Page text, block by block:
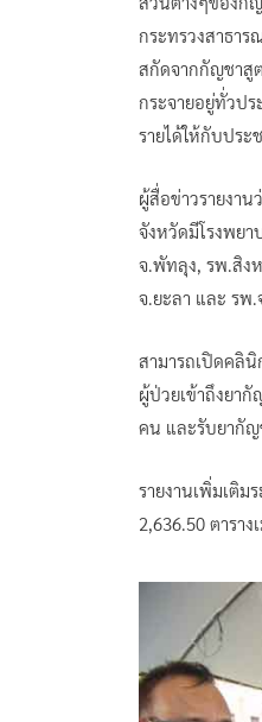
กระทรวงสาธาร
สกัดจากกัญชาสูต
กระจายอยู่ทั่วป
รายได้ให้กับประ
ผู้สื่อข่าวรายงา
จังหวัดมีโรงพย
จ.พัทลุง, รพ.สิง
จ.ยะลา และ รพ
สามารถเปิดคลิ
ผู้ป่วยเข้าถึงยา
คน และรับยากัญ
รายงานเพิ่มเติ
2,636.50 ตารา